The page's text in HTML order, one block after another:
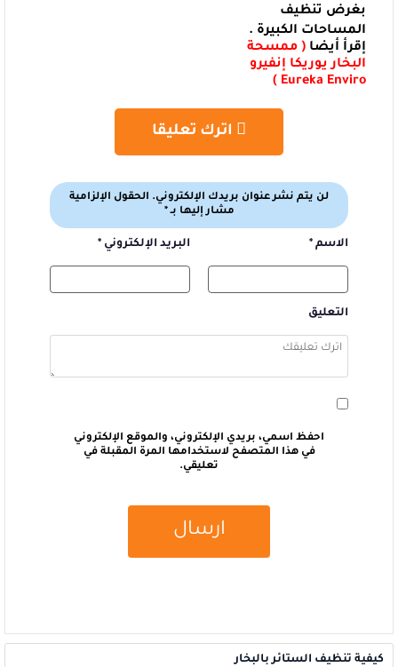
بغرض تنظيف
المساحات الكبيرة .
إقرأ أيضا ( ممسحة
البخار يوريكا إنفيرو
Eureka Enviro
)
اترك تعليقا
لن يتم نشر عنوان بريدك الإلكتروني. الحقول الإلزامية
مشار إليها بـ*
التعليق
الاسم * البريد الإلكتروني *
احفظ اسمي، بريدي الإلكتروني، والموقع الإلكتروني
في هذا المتصفح لاستخدامها المرة المقبلة في
تعليقي.
كيفية تنظيف الستائر بالبخار